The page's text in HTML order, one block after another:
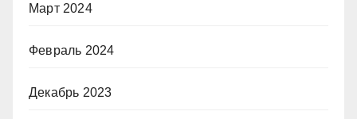
Март 2024
Февраль 2024
Декабрь 2023